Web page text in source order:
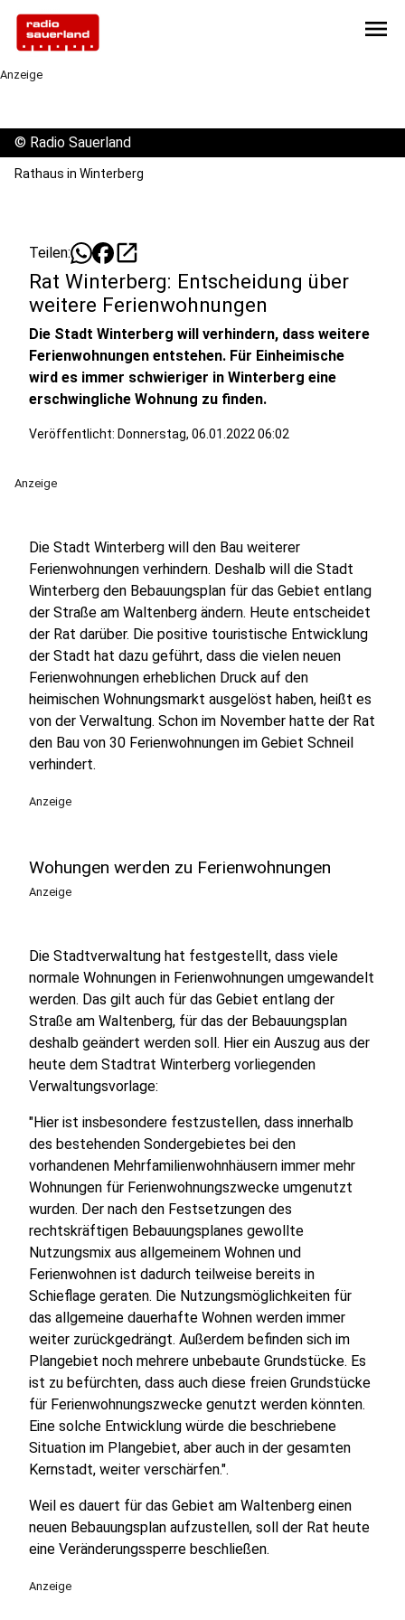
menu
Anzeige
© Radio Sauerland
Rathaus in Winterberg
Teilen: open_in_new
Rat Winterberg: Entscheidung über
weitere Ferienwohnungen
Die Stadt Winterberg will verhindern, dass weitere
Ferienwohnungen entstehen. Für Einheimische
wird es immer schwieriger in Winterberg eine
erschwingliche Wohnung zu finden.
Veröffentlicht: Donnerstag, 06.01.2022 06:02
Anzeige
Die Stadt Winterberg will den Bau weiterer
Ferienwohnungen verhindern. Deshalb will die Stadt
Winterberg den Bebauungsplan für das Gebiet entlang
der Straße am Waltenberg ändern. Heute entscheidet
der Rat darüber. Die positive touristische Entwicklung
der Stadt hat dazu geführt, dass die vielen neuen
Ferienwohnungen erheblichen Druck auf den
heimischen Wohnungsmarkt ausgelöst haben, heißt es
von der Verwaltung. Schon im November hatte der Rat
den Bau von 30 Ferienwohnungen im Gebiet Schneil
verhindert.
Anzeige
Wohungen werden zu Ferienwohnungen
Anzeige
Die Stadtverwaltung hat festgestellt, dass viele
normale Wohnungen in Ferienwohnungen umgewandelt
werden. Das gilt auch für das Gebiet entlang der
Straße am Waltenberg, für das der Bebauungsplan
deshalb geändert werden soll. Hier ein Auszug aus der
heute dem Stadtrat Winterberg vorliegenden
Verwaltungsvorlage:
"Hier ist insbesondere festzustellen, dass innerhalb
des bestehenden Sondergebietes bei den
vorhandenen Mehrfamilienwohnhäusern immer mehr
Wohnungen für Ferienwohnungszwecke umgenutzt
wurden. Der nach den Festsetzungen des
rechtskräftigen Bebauungsplanes gewollte
Nutzungsmix aus allgemeinem Wohnen und
Ferienwohnen ist dadurch teilweise bereits in
Schieflage geraten. Die Nutzungsmöglichkeiten für
das allgemeine dauerhafte Wohnen werden immer
weiter zurückgedrängt. Außerdem befinden sich im
Plangebiet noch mehrere unbebaute Grundstücke. Es
ist zu befürchten, dass auch diese freien Grundstücke
für Ferienwohnungszwecke genutzt werden könnten.
Eine solche Entwicklung würde die beschriebene
Situation im Plangebiet, aber auch in der gesamten
Kernstadt, weiter verschärfen.".
Weil es dauert für das Gebiet am Waltenberg einen
neuen Bebauungsplan aufzustellen, soll der Rat heute
eine Veränderungssperre beschließen.
Anzeige